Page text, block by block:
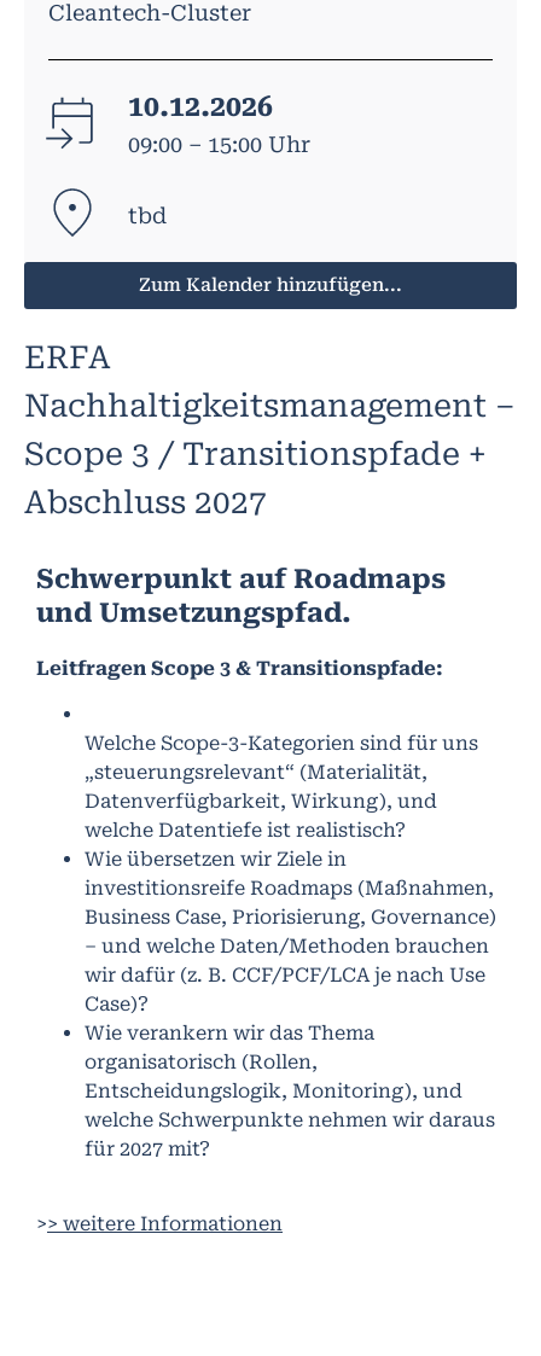
Cleantech-Cluster
10.12.2026
09:00 – 15:00 Uhr
tbd
Zum Kalender hinzufügen...
ERFA
Nachhaltigkeitsmanagement –
Scope 3 / Transitionspfade +
Abschluss 2027
Schwerpunkt auf Roadmaps
und Umsetzungspfad.
Leitfragen Scope 3 & Transitionspfade:
Welche Scope-3-Kategorien sind für uns
„steuerungsrelevant“ (Materialität,
Datenverfügbarkeit, Wirkung), und
welche Datentiefe ist realistisch?
Wie übersetzen wir Ziele in
investitionsreife Roadmaps (Maßnahmen,
Business Case, Priorisierung, Governance)
– und welche Daten/Methoden brauchen
wir dafür (z. B. CCF/PCF/LCA je nach Use
Case)?
Wie verankern wir das Thema
organisatorisch (Rollen,
Entscheidungslogik, Monitoring), und
welche Schwerpunkte nehmen wir daraus
für 2027 mit?
>> weitere Informationen